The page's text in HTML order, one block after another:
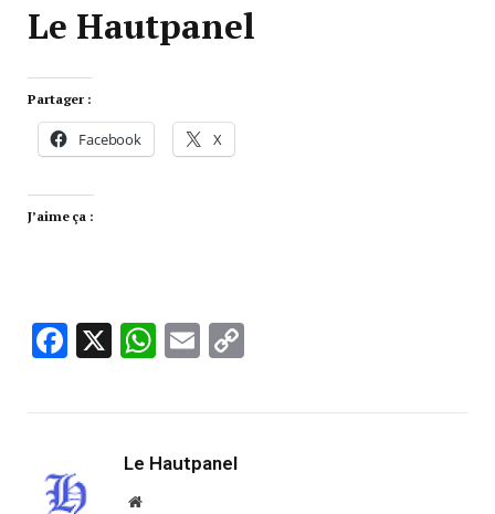
Le Hautpanel
Partager :
Facebook X
J’aime ça :
Facebook
X WhatsApp
Email
Le Hautpanel
Website